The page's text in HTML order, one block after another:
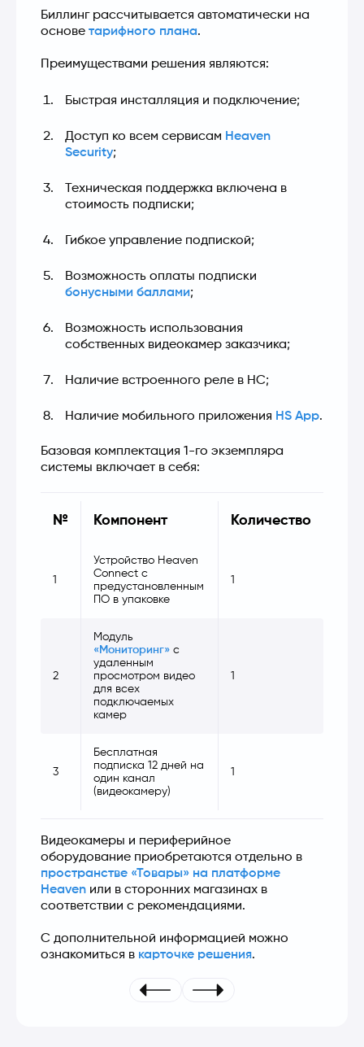
Биллинг рассчитывается автоматически на
основе тарифного плана.
Преимуществами решения являются:
Быстрая инсталляция и подключение;
Доступ ко всем сервисам Heaven
Security;
Техническая поддержка включена в
стоимость подписки;
Гибкое управление подпиской;
бонусными баллами;
Возможность использования
собственных видеокамер заказчика;
Наличие встроенного реле в HC;
Наличие мобильного приложения HS App.
Базовая комплектация 1-го экземпляра
системы включает в себя:
№ Компонент Количество
1
Устройство Heaven
Connect с
предустановленным
ПО в упаковке
1
2
Модуль
«Мониторинг» с
удаленным
просмотром видео
для всех
подключаемых
камер
1
3
Бесплатная
подписка 12 дней на
один канал
(видеокамеру)
1
Видеокамеры и периферийное
пространстве «Товары» на платформе
Heaven или в сторонних магазинах в
соответствии с рекомендациями.
С дополнительной информацией можно
ознакомиться в карточке решения.